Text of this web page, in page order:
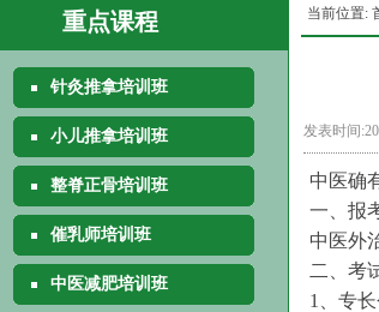
重点课程
针灸推拿培训班
小儿推拿培训班
整脊正骨培训班
催乳师培训班
中医减肥培训班
当前位置:
发表时间
中医确
一、报
中医外
二、考
1、专